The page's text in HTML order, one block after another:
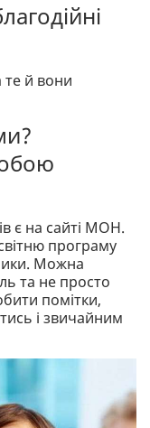
й вони
є на сайті МОН.
програму
Можна
та не просто
помітки,
і звичайним